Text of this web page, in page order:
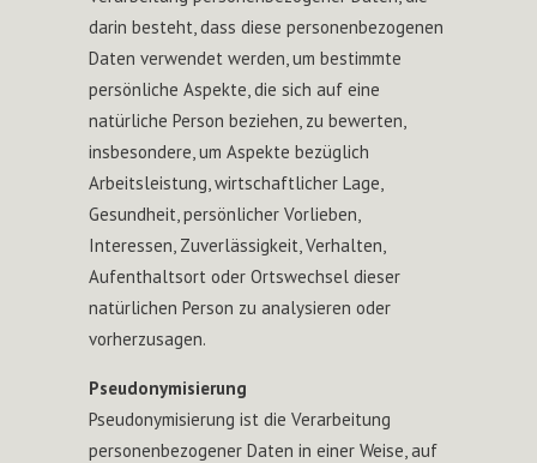
darin besteht, dass diese personenbezogenen
Daten verwendet werden, um bestimmte
persönliche Aspekte, die sich auf eine
natürliche Person beziehen, zu bewerten,
insbesondere, um Aspekte bezüglich
Arbeitsleistung, wirtschaftlicher Lage,
Gesundheit, persönlicher Vorlieben,
Interessen, Zuverlässigkeit, Verhalten,
Aufenthaltsort oder Ortswechsel dieser
natürlichen Person zu analysieren oder
vorherzusagen.
Pseudonymisierung
Pseudonymisierung ist die Verarbeitung
personenbezogener Daten in einer Weise, auf